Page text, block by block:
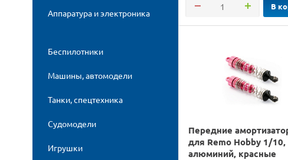
Аппаратура и электроника
Беспилотники
Машины, автомодели
Танки, спецтехника
Судомодели
Игрушки
В
Передние
для Remo Hobby 1/10,
алюминий, красные